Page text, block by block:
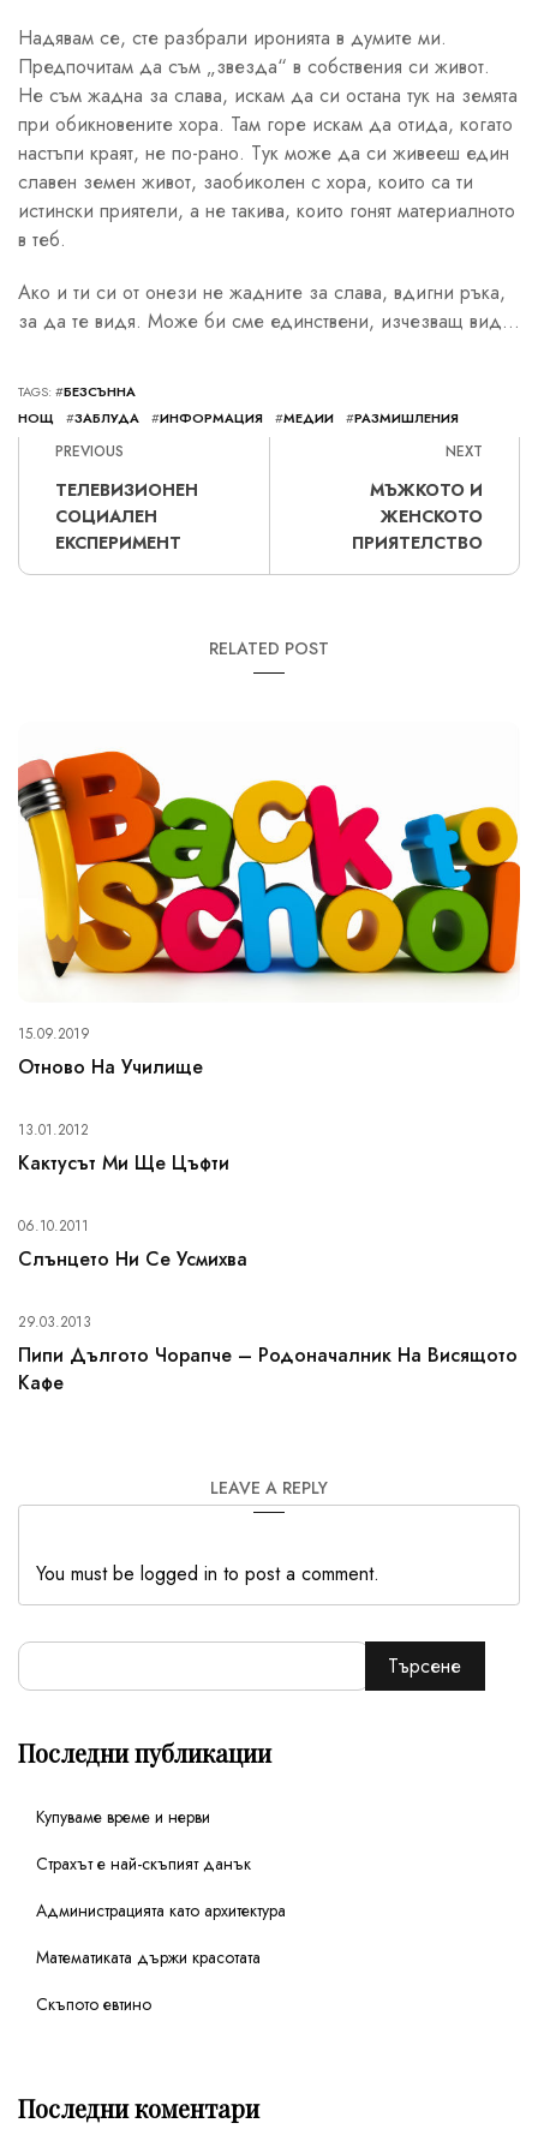
Надявам се, сте разбрали иронията в думите ми.
Предпочитам да съм „звезда“ в собствения си живот.
Не съм жадна за слава, искам да си остана тук на земята
при обикновените хора. Там горе искам да отида, когато
настъпи краят, не по-рано. Тук може да си живееш един
славен земен живот, заобиколен с хора, които са ти
истински приятели, а не такива, които гонят материалното
в теб.
Ако и ти си от онези не жадните за слава, вдигни ръка,
за да те видя. Може би сме единствени, изчезващ вид…
TAGS: #БЕЗСЪННА
НОЩ
#ЗАБЛУДА #ИНФОРМАЦИЯ #МЕДИИ #РАЗМИШЛЕНИЯ
PREVIOUS
ТЕЛЕВИЗИОНЕН
СОЦИАЛЕН
ЕКСПЕРИМЕНТ
NEXT
МЪЖКОТО И
ЖЕНСКОТО
ПРИЯТЕЛСТВО
RELATED POST
15.09.2019
Отново На Училище
13.01.2012
Кактусът Ми Ще Цъфти
06.10.2011
Слънцето Ни Се Усмихва
29.03.2013
Пипи Дългото Чорапче – Родоначалник На Висящото
Кафе
LEAVE A REPLY
You must be logged in to post a comment.
Търсене
Последни публикации
Купуваме време и нерви
Страхът е най-скъпият данък
Администрацията като архитектура
Математиката държи красотата
Скъпото евтино
Последни коментари